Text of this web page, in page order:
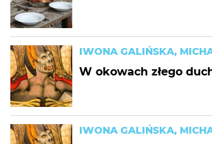
IWONA GALIŃSKA,
W okowach złego
IWONA GALIŃSKA,